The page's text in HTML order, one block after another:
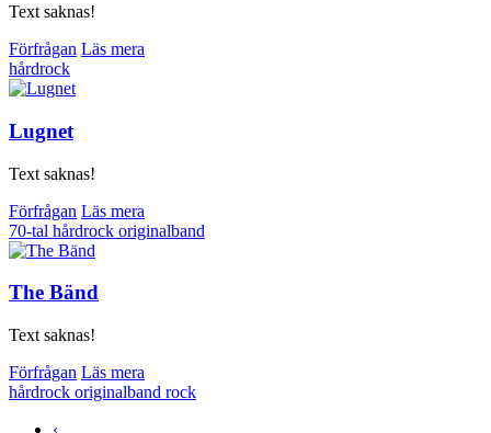
Text saknas!
Förfrågan Läs mera
hårdrock
Lugnet
Text saknas!
Förfrågan Läs mera
70-tal hårdrock originalband
The Bänd
Text saknas!
Förfrågan Läs mera
hårdrock originalband rock
‹